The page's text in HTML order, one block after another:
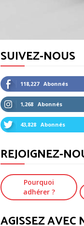
SUIVEZ-NOUS
118,227 Abonnés
1,268 Abonnés
43,828 Abonnés
REJOIGNEZ-
Pourquoi
adhérer ?
AGISSEZ AVEC